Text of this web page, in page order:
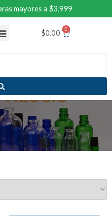
mayores a $3,999
$0.00